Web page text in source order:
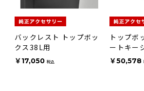
バックレスト トップボッ
クス38L用
￥17,050 税込
トップボ
ートキー
￥50,578